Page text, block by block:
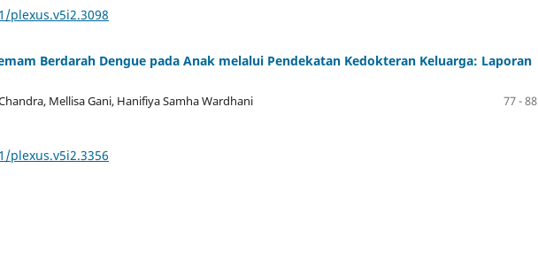
plexus.v5i2.3098
Berdarah Dengue pada Anak melalui Pendekatan Kedokteran Keluarga: Laporan
Mellisa Gani, Hanifiya Samha Wardhani
77 - 88
plexus.v5i2.3356